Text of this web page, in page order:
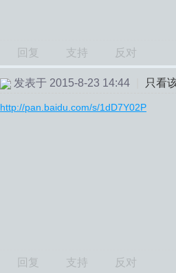
回复 支持 反对
发表于 2015-8-23 14:44 只看
http://pan.baidu.com/s/1dD7Y02P
回复 支持 反对